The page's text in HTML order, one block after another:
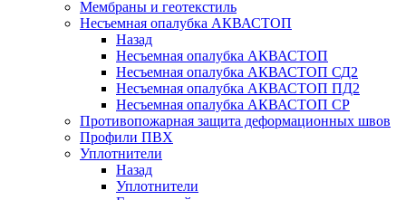
Мембраны и геотекстиль
Несъемная опалубка АКВАСТОП
Назад
Несъемная опалубка АКВАСТОП
Несъемная опалубка АКВАСТОП СД2
Несъемная опалубка АКВАСТОП ПД2
Несъемная опалубка АКВАСТОП СР
Противопожарная защита деформационных швов
Профили ПВХ
Уплотнители
Назад
Уплотнители